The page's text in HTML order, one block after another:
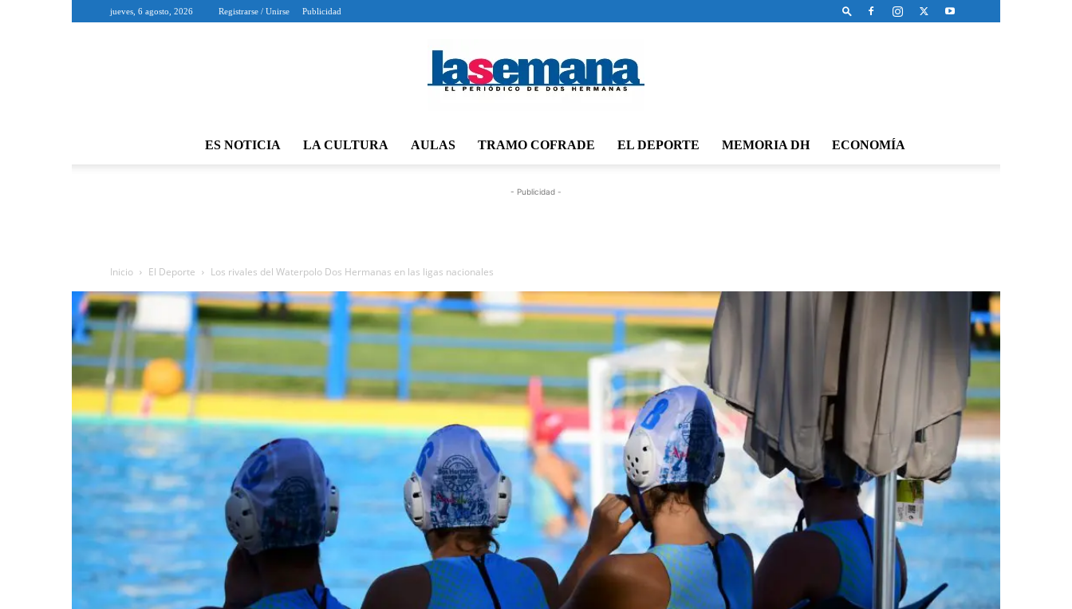
jueves, 6 agosto, 2026 Registrarse / Unirse Publicidad
ES NOTICIA LA CULTURA AULAS TRAMO COFRADE EL DEPORTE MEMORIA DH ECONOMÍA
- Publicidad -
Inicio El Deporte Los rivales del Waterpolo Dos Hermanas en las ligas nacionales